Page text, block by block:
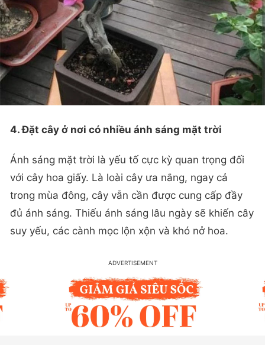
4. Đặt cây ở nơi có nhiều ánh sáng mặt trời
Ánh sáng mặt trời là yếu tố cực kỳ quan trọng đối
với cây hoa giấy. Là loài cây ưa nắng, ngay cả
trong mùa đông, cây vẫn cần được cung cấp đầy
đủ ánh sáng. Thiếu ánh sáng lâu ngày sẽ khiến cây
suy yếu, các cành mọc lộn xộn và khó nở hoa.